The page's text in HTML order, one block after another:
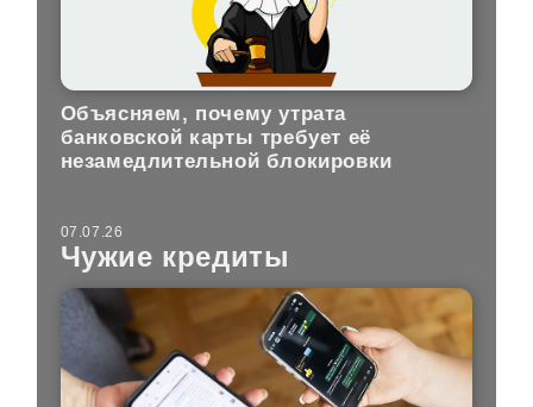
Объясняем, почему утрата
банковской карты требует её
незамедлительной блокировки
07.07.26
Чужие кредиты